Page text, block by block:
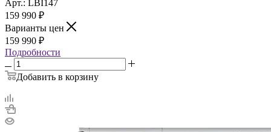
Арт.: LBI147
159 990 ₽
Варианты цен
159 990 ₽
Подробности
Добавить в корзину